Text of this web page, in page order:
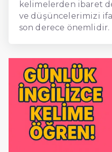
kelimelerden ibaret
ve düşüncelerimizi
son derece önemlidir.